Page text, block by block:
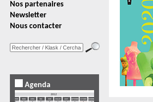
Nos partenaires
Newsletter
Nous contacter
Agenda